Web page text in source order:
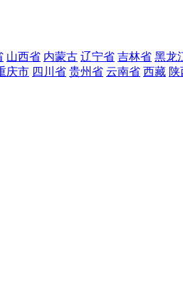
山西省 内蒙古 辽宁省 吉林省 黑龙
庆市 四川省 贵州省 云南省 西藏